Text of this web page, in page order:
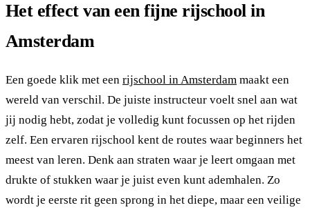
Het effect van een fijne rijschool in
Amsterdam
Een goede klik met een rijschool in Amsterdam maakt een
wereld van verschil. De juiste instructeur voelt snel aan wat
jij nodig hebt, zodat je volledig kunt focussen op het rijden
zelf. Een ervaren rijschool kent de routes waar beginners het
meest van leren. Denk aan straten waar je leert omgaan met
drukte of stukken waar je juist even kunt ademhalen. Zo
wordt je eerste rit geen sprong in het diepe, maar een veilige